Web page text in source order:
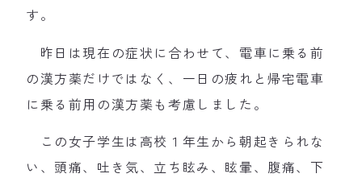
す。
昨日は現在の症状に合わせて、電車に乗る前
の漢方薬だけではなく、一日の疲れと帰宅電車
に乗る前用の漢方薬も考慮しました。
この女子学生は高校１年生から朝起きられな
い、頭痛、吐き気、立ち眩み、眩暈、腹痛、下